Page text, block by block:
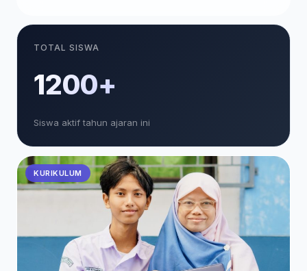
TOTAL SISWA
1200+
Siswa aktif tahun ajaran ini
KURIKULUM